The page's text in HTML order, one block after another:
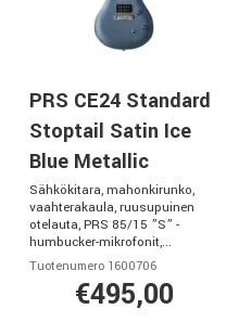
PRS CE24 Standard
Stoptail Satin Ice
Blue Metallic
Sähkökitara, mahonkirunko,
vaahterakaula, ruusupuinen
otelauta, PRS 85/15 ”S” -
humbucker-mikrofonit,...
Tuotenumero 1600706
€495,00